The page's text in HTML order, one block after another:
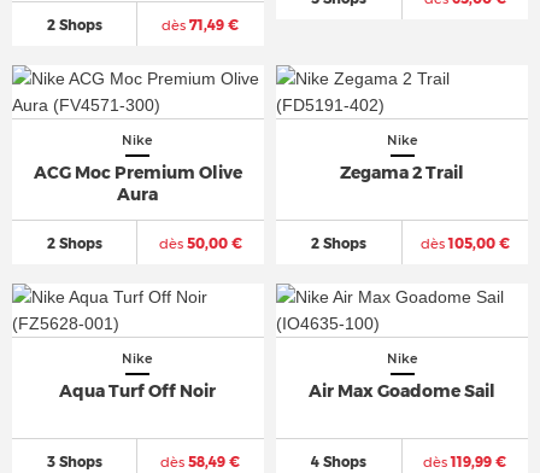
2 Shops dès 71,49 €
Nike
ACG Moc Premium Olive
Aura
2 Shops dès50,00 €
Nike
Zegama 2 Trail
2 Shops dès105,00 €
Nike
Aqua Turf Off Noir
3 Shops dès 58,49 €
Nike
Air Max Goadome Sail
4 Shops dès119,99 €